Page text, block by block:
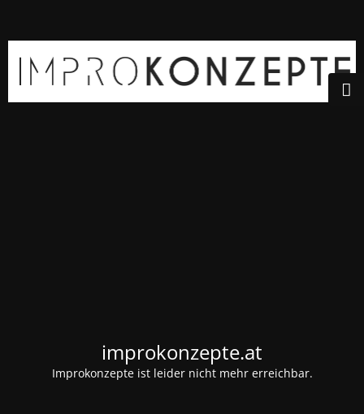
improkonzepte.at
Improkonzepte ist leider nicht mehr erreichbar.